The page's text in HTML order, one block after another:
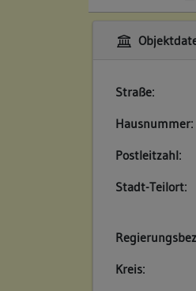
Straße:
Hausnummer:
Postleitzahl:
Stadt-Teilort:
Kreis: